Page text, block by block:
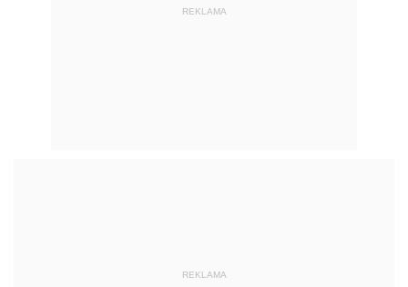
REKLAMA
REKLAMA